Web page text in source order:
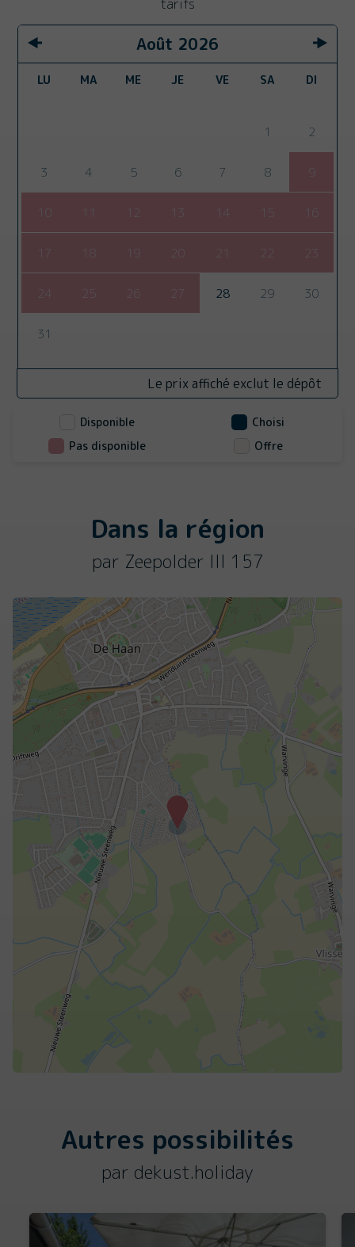
tarifs
Août 2026
LU MA ME JE VE SA DI
1 2
3 4 5 6 7 8 9
12 13 14 16
17 19 20 21 22 23
24 25 26 27 28 29 30
31
Le prix affiché exclut le dépôt
Disponible
Choisi
Pas disponible
Offre
Dans la région
par Zeepolder III 157
Autres possibilités
par dekust.holiday